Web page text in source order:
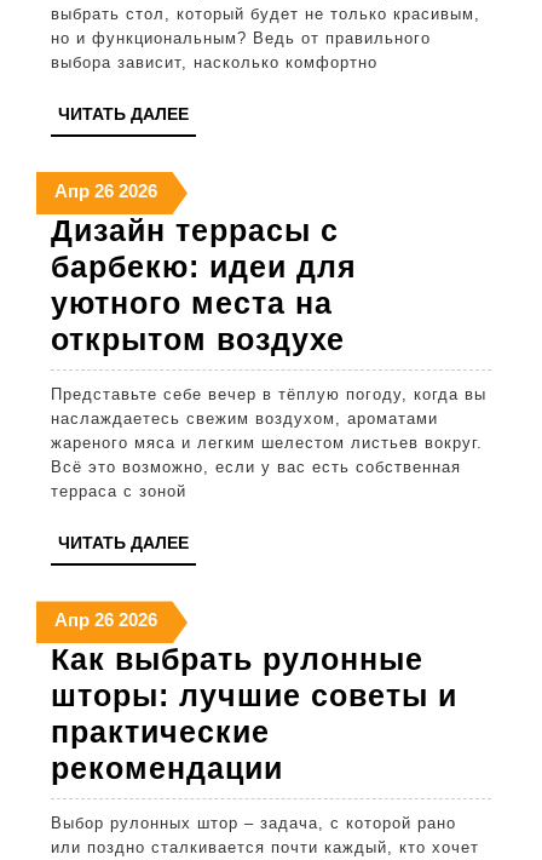
для
выбрать стол, который будет не только красивым,
но и функциональным? Ведь от правильного
выбора зависит, насколько комфортно
ЧИТАТЬ ДАЛЕЕЧИТАТЬ
ДАЛЕЕ
Апр26
апреля
2026
2626
апреля
2026
202626
апреля
2026
Дизайн террасы с
барбекю: идеи для
уютного места на
открытом воздухе
террасы
с
барбекю:
идеи
открытом
воздухе
Представьте себе вечер в тёплую погоду, когда вы
наслаждаетесь свежим воздухом, ароматами
жареного мяса и легким шелестом листьев вокруг.
Всё это возможно, если у вас есть собственная
терраса с зоной
ЧИТАТЬ ДАЛЕЕЧИТАТЬ
ДАЛЕЕ
Апр26
апреля
2026
2626
апреля
2026
202626
апреля
2026
Как выбрать рулонные
шторы: лучшие советы и
практические
рекомендации
выбрать
рулонные
Выбор рулонных штор – задача, с которой рано
или поздно сталкивается почти каждый, кто хочет